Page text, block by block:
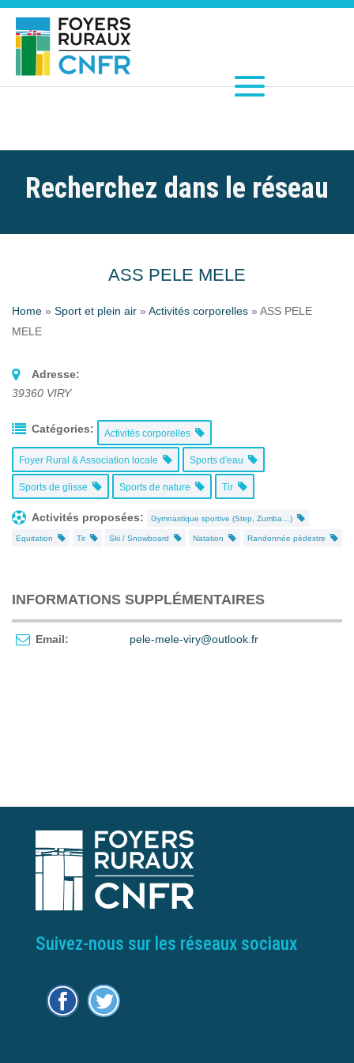
Recherchez dans le réseau
ASS PELE MELE
Home » Sport et plein air » Activités corporelles » ASS PELE
MELE
Adresse:
39360 VIRY
Catégories: Activités corporelles
Foyer Rural & Association locale Sports d'eau
Sports de glisse Sports de nature Tir
Activités proposées: Gymnastique sportive (Step, Zumba…)
Equitation Tir Ski / Snowboard Natation Randonnée pédestre
INFORMATIONS SUPPLÉMENTAIRES
Email: pele-mele-viry@outlook.fr
Suivez-nous sur les réseaux sociaux